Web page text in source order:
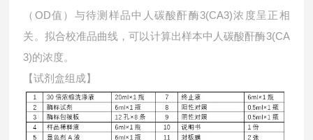
（OD值）与待测样品中 人碳酸酐酶3(CA3)浓度呈正相
关。拟合校准品曲线，可以计算出样本中 人碳酸酐酶3(CA
3)的浓度。
【试剂盒组成】